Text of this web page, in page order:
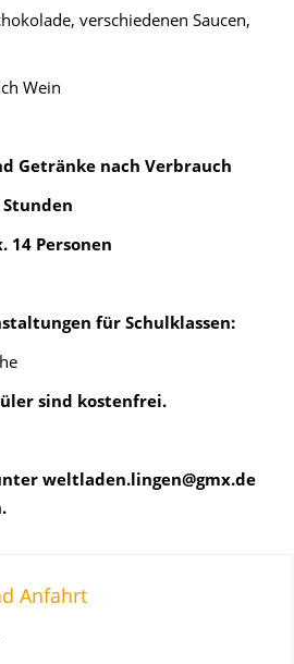
verschiedenen Saucen,
Wein
Getränke nach Verbrauch
14 Personen
für Schulklassen:
sind kostenfrei.
weltladen.lingen@gmx.de
Anfahrt